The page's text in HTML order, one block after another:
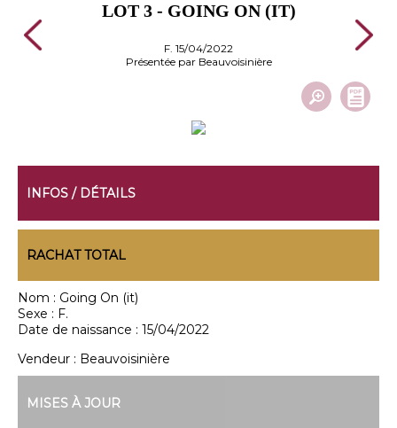
LOT 3 - GOING ON (IT)
F. 15/04/2022
Présentée par Beauvoisinière
INFOS / DÉTAILS
RACHAT TOTAL
Nom : Going On (it)
Sexe : F.
Date de naissance : 15/04/2022
Vendeur : Beauvoisinière
MISES À JOUR